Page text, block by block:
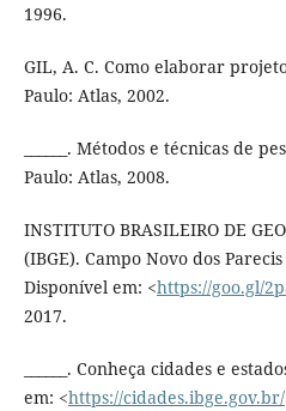
1996.
GIL, A. C. Como elaborar
Paulo: Atlas, 2002.
______. Métodos e técnicas de
Paulo: Atlas, 2008.
INSTITUTO BRASILEIRO DE
(IBGE). Campo Novo dos
Disponível em: <https://goo.gl/
2017.
______. Conheça cidades e
em: <https://cidades.ibge.gov.br/